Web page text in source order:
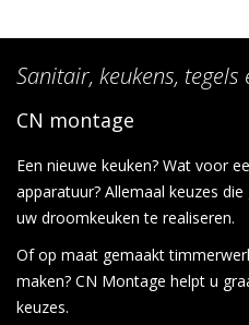
Sanitair, keukens,
CN montage
Een nieuwe keuken? Wat voor
apparatuur? Allemaal keuzes
uw droomkeuken te realiseren.
Of op maat gemaakt
maken? CN Montage helpt u
keuzes.